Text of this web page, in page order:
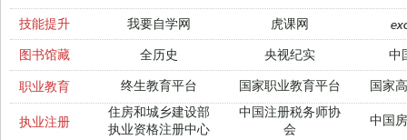
技能提升 我要自学网 虎课网
图书馆藏
全历史 央视纪实 中
职业教育 终生教育平台 国家职业教育平台 国家
执业注册
住房和城乡建设部
执业资格注册中心
中国注册税务师协
会
中国